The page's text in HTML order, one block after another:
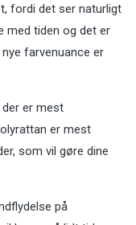
fordi det ser naturligt
med tiden og det er
farvenuance er
der er mest
er mest
som vil gøre dine
på